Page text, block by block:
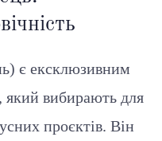
є ексклюзивним
який вибирають для
проєктів. Він